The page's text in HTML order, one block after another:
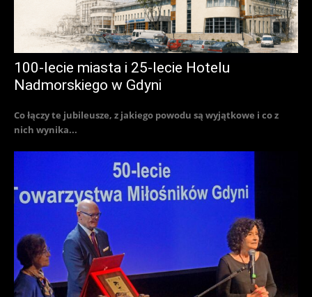
100-lecie miasta i 25-lecie Hotelu
Nadmorskiego w Gdyni
Co łączy te jubileusze, z jakiego powodu są wyjątkowe i co z
nich wynika...